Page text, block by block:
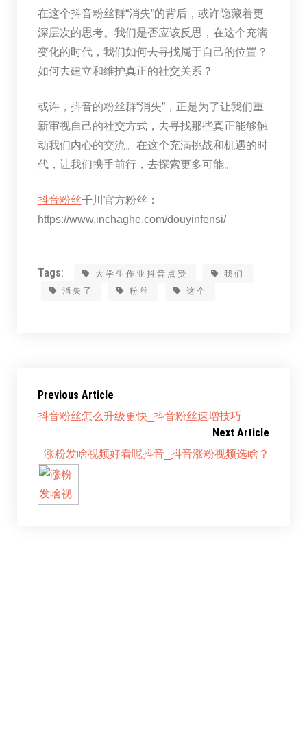
在这个抖音粉丝群“消失”的背后，或许隐藏着更
深层次的思考。我们是否应该反思，在这个充满
变化的时代，我们如何去寻找属于自己的位置？
如何去建立和维护真正的社交关系？
或许，抖音的粉丝群“消失”，正是为了让我们重
新审视自己的社交方式，去寻找那些真正能够触
动我们内心的交流。在这个充满挑战和机遇的时
代，让我们携手前行，去探索更多可能。
抖音粉丝千川官方粉丝：
https://www.inchaghe.com/douyinfensi/
Tags: 大学生作业抖音点赞
我们
消失了
粉丝 这个
Previous Article
抖音粉丝怎么升级更快_抖音粉丝速增技巧
Next Article
涨粉发啥视频好看呢抖音_抖音涨粉视频选啥？